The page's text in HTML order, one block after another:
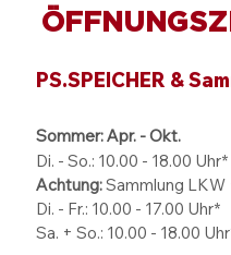
PS.SPEICHER &
Sommer: Apr. - Okt.
Di. - So.: 10.00 - 18.00 Uhr*
Achtung:Sammlung LKW
Di. - Fr.: 10.00 - 17.00 Uhr*
Sa. + So.: 10.00 - 18.00